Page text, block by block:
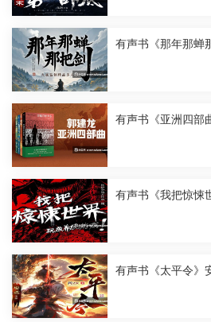
有声书《那年那蝉
有声书《亚洲四部
有声书《我把惊悚
有声书《太平令》